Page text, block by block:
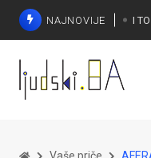
NAJNOVIJE
Vaše priče